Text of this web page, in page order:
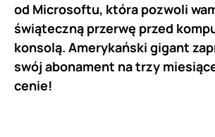
od Microsoftu, która pozwoli
świąteczną przerwę przed
konsolą. Amerykański gigant
swój abonament na trzy
cenie!